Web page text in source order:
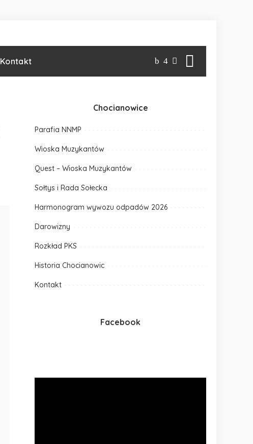
Kontakt
Chocianowice
Parafia NNMP
Wioska Muzykantów
Quest – Wioska Muzykantów
Sołtys i Rada Sołecka
Harmonogram wywozu odpadów 2026
Darowizny
Rozkład PKS
Historia Chocianowic
Kontakt
Facebook